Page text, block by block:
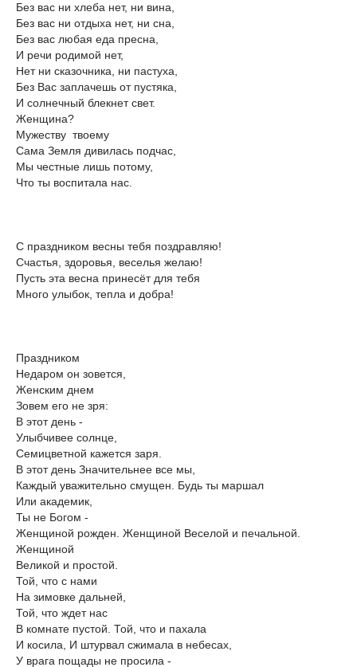
Без вас ни хлеба нет, ни вина,
Без вас ни отдыха нет, ни сна,
Без вас любая еда пресна,
И речи родимой нет,
Нет ни сказочника, ни пастуха,
Без Вас заплачешь от пустяка,
И солнечный блекнет свет.
Женщина?
Мужеству твоему
Сама Земля дивилась подчас,
Мы честные лишь потому,
Что ты воспитала нас.
С праздником весны тебя поздравляю!
Счастья, здоровья, веселья желаю!
Пусть эта весна принесёт для тебя
Много улыбок, тепла и добра!
Праздником
Недаром он зовется,
Женским днем
Зовем его не зря:
В этот день -
Улыбчивее солнце,
Семицветной кажется заря.
В этот день Значительнее все мы,
Каждый уважительно смущен. Будь ты маршал
Или академик,
Ты не Богом -
Женщиной рожден. Женщиной Веселой и печальной.
Женщиной
Великой и простой.
Той, что с нами
На зимовке дальней,
Той, что ждет нас
В комнате пустой. Той, что и пахала
И косила, И штурвал сжимала в небесах,
У врага пощады не просила -